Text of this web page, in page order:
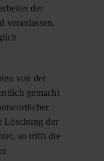
der
veranlassen,
von der
gemacht
Löschung der
so trifft die